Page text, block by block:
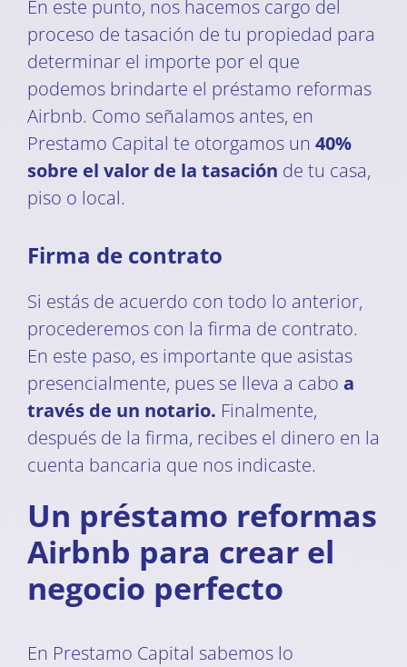
En este punto, nos hacemos cargo del
proceso de tasación de tu propiedad para
determinar el importe por el que
podemos brindarte el préstamo reformas
Airbnb. Como señalamos antes, en
Prestamo Capital te otorgamos un 40%
sobre el valor de la tasación de tu casa,
piso o local.
Firma de contrato
Si estás de acuerdo con todo lo anterior,
procederemos con la firma de contrato.
En este paso, es importante que asistas
presencialmente, pues se lleva a cabo a
través de un notario. Finalmente,
después de la firma, recibes el dinero en la
cuenta bancaria que nos indicaste.
Un préstamo reformas
Airbnb para crear el
negocio perfecto
En Prestamo Capital sabemos lo